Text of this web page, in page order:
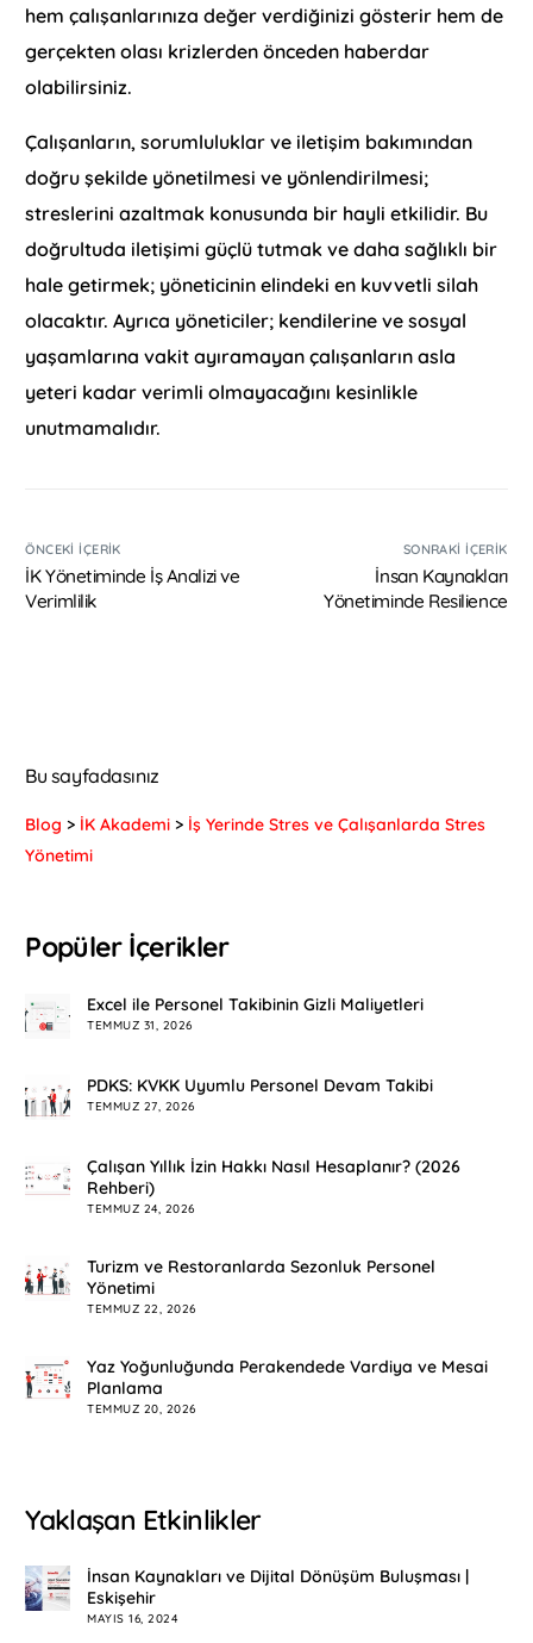
hem çalışanlarınıza değer verdiğinizi gösterir hem de
gerçekten olası krizlerden önceden haberdar
olabilirsiniz.
Çalışanların, sorumluluklar ve iletişim bakımından
doğru şekilde yönetilmesi ve yönlendirilmesi;
streslerini azaltmak konusunda bir hayli etkilidir. Bu
doğrultuda iletişimi güçlü tutmak ve daha sağlıklı bir
hale getirmek; yöneticinin elindeki en kuvvetli silah
olacaktır. Ayrıca yöneticiler; kendilerine ve sosyal
yaşamlarına vakit ayıramayan çalışanların asla
yeteri kadar verimli olmayacağını kesinlikle
unutmamalıdır.
ÖNCEKI İÇERIK
İK Yönetiminde İş Analizi ve
Verimlilik
SONRAKI İÇERIK
İnsan Kaynakları
Yönetiminde Resilience
Bu sayfadasınız
Blog > İK Akademi > İş Yerinde Stres ve Çalışanlarda Stres
Yönetimi
Popüler İçerikler
Excel ile Personel Takibinin Gizli Maliyetleri
TEMMUZ 31, 2026
PDKS: KVKK Uyumlu Personel Devam Takibi
TEMMUZ 27, 2026
Çalışan Yıllık İzin Hakkı Nasıl Hesaplanır? (2026
Rehberi)
TEMMUZ 24, 2026
Turizm ve Restoranlarda Sezonluk Personel
Yönetimi
TEMMUZ 22, 2026
Yaz Yoğunluğunda Perakendede Vardiya ve Mesai
Planlama
TEMMUZ 20, 2026
Yaklaşan Etkinlikler
İnsan Kaynakları ve Dijital Dönüşüm Buluşması |
Eskişehir
MAYIS 16, 2024